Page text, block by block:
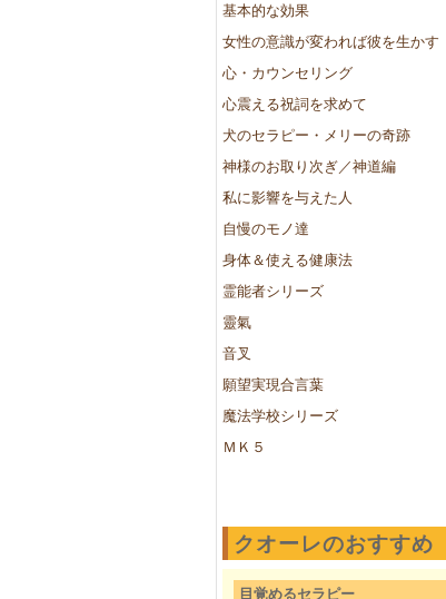
基本的な効果
女性の意識が変われば彼を生かす
心・カウンセリング
心震える祝詞を求めて
犬のセラピー・メリーの奇跡
神様のお取り次ぎ／神道編
私に影響を与えた人
自慢のモノ達
身体＆使える健康法
霊能者シリーズ
靈氣
音叉
願望実現合言葉
魔法学校シリーズ
ＭＫ５
クオーレのおすすめ
目覚めるセラピー